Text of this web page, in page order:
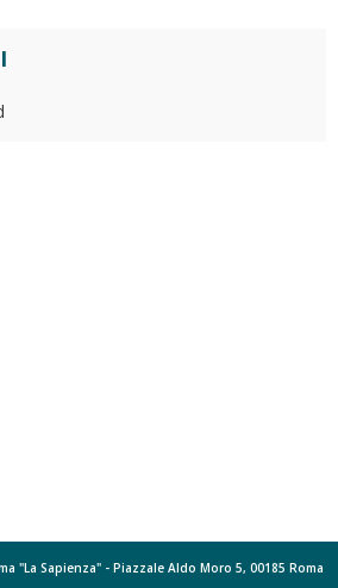
"La Sapienza" - Piazzale Aldo Moro 5, 00185 Roma